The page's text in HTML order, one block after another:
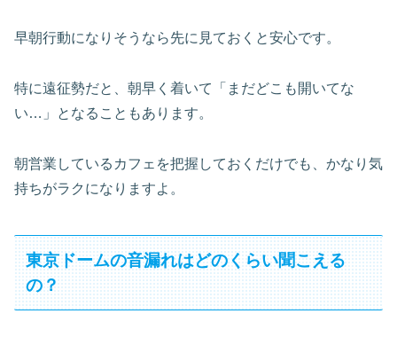
早朝行動になりそうなら先に見ておくと安心です。
特に遠征勢だと、朝早く着いて「まだどこも開いてな
い…」となることもあります。
朝営業しているカフェを把握しておくだけでも、かなり気
持ちがラクになりますよ。
東京ドームの音漏れはどのくらい聞こえる
の？